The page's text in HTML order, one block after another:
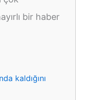
bir haber
kaldığını